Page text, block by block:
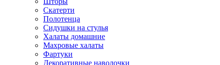
Скатерти
Полотенца
Сидушки на стулья
Халаты домашние
Махровые халаты
Фартуки
Декоративные наволочки